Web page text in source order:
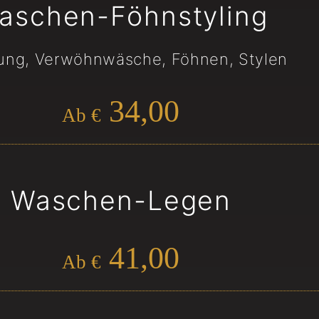
Föhnstyling
Verwöhnwäsche, Föhnen, Stylen
Ab € 34,00
Waschen-Legen
Ab € 41,00